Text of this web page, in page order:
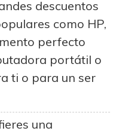
descuentos
como HP,
perfecto
portátil o
ti o para un ser
una